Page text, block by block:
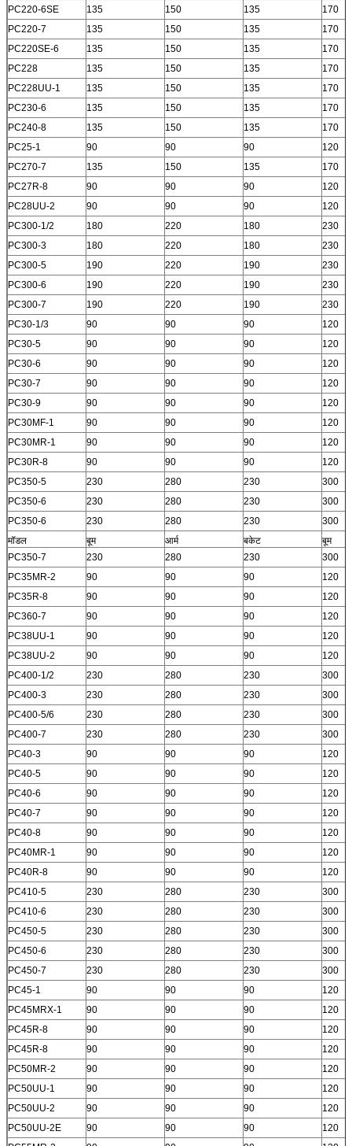
PC220-6SE
135 150 135
170
PC220-7
135 150 135
170
PC220SE-6
135 150 135
170
PC228
135 150 135
170
PC228UU-1
135 150 135
170
PC230-6
135 150 135
170
PC240-8
135 150 135
170
PC25-1
90 90 90
120
PC270-7
135 150 135
170
PC27R-8
90 90 90
120
PC28UU-2
90 90 90
120
PC300-1/2
180 220 180
230
PC300-3
180 220 180
230
PC300-5
190 220 190
230
PC300-6
190 220 190
230
PC300-7
190 220 190
230
PC30-1/3
90 90 90
120
PC30-5
90 90 90
120
PC30-6
90 90 90
120
PC30-7
90 90 90
120
PC30-9
90 90 90
120
PC30MF-1
90 90 90
120
PC30MR-1
90 90 90
120
PC30R-8
90 90 90
120
PC350-5
230 280 230
300
PC350-6
230 280 230
300
PC350-6
230 280 230
300
मॉडल
बूम आर्म बकेट
बूम
PC350-7
230 280 230
300
PC35MR-2
90 90 90
120
PC35R-8
90 90 90
120
PC360-7
90 90 90
120
PC38UU-1
90 90 90
120
PC38UU-2
90 90 90
120
PC400-1/2
230 280 230
300
PC400-3
230 280 230
300
PC400-5/6
230 280 230
300
PC400-7
230 280 230
300
PC40-3
90 90 90
120
PC40-5
90 90 90
120
PC40-6
90 90 90
120
PC40-7
90 90 90
120
PC40-8
90 90 90
120
PC40MR-1
90 90 90
120
PC40R-8
90 90 90
120
PC410-5
230 280 230
300
PC410-6
230 280 230
300
PC450-5
230 280 230
300
PC450-6
230 280 230
300
PC450-7
230 280 230
300
PC45-1
90 90 90
120
PC45MRX-1
90 90 90
120
PC45R-8
90 90 90
120
PC45R-8
90 90 90
120
PC50MR-2
90 90 90
120
PC50UU-1
90 90 90
120
PC50UU-2
90 90 90
120
PC50UU-2E
90 90 90
120